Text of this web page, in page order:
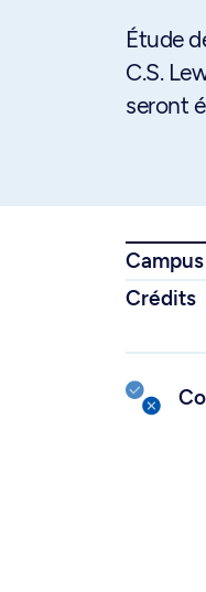
Étude
C.S.
seront
Campus
Crédits